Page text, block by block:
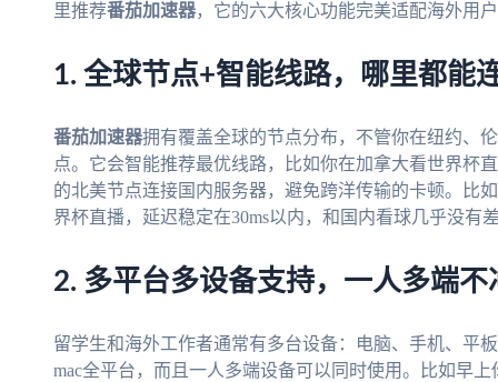
里推荐番茄加速器，它的六大核心功能完美适配海外用
1. 全球节点+智能线路，哪里都能
番茄加速器拥有覆盖全球的节点分布，不管你在纽约、
点。它会智能推荐最优线路，比如你在加拿大看世界杯
的北美节点连接国内服务器，避免跨洋传输的卡顿。比
界杯直播，延迟稳定在30ms以内，和国内看球几乎没有差
2. 多平台多设备支持，一人多端不
留学生和海外工作者通常有多台设备：电脑、手机、平板
mac全平台，而且一人多端设备可以同时使用。比如早